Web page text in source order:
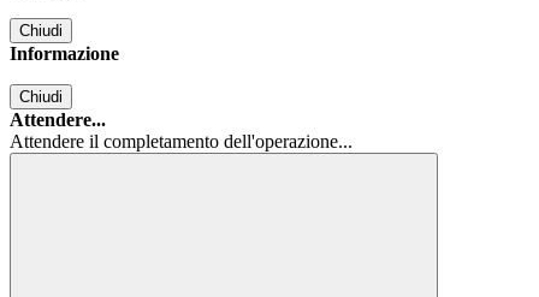
Chiudi
Informazione
Chiudi
Attendere...
Attendere il completamento dell'operazione...